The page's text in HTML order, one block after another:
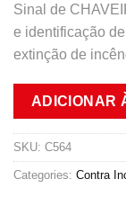
Sinal de
e identificação
extinção de
ADICIONAR
SKU: C564
Categories: Contra